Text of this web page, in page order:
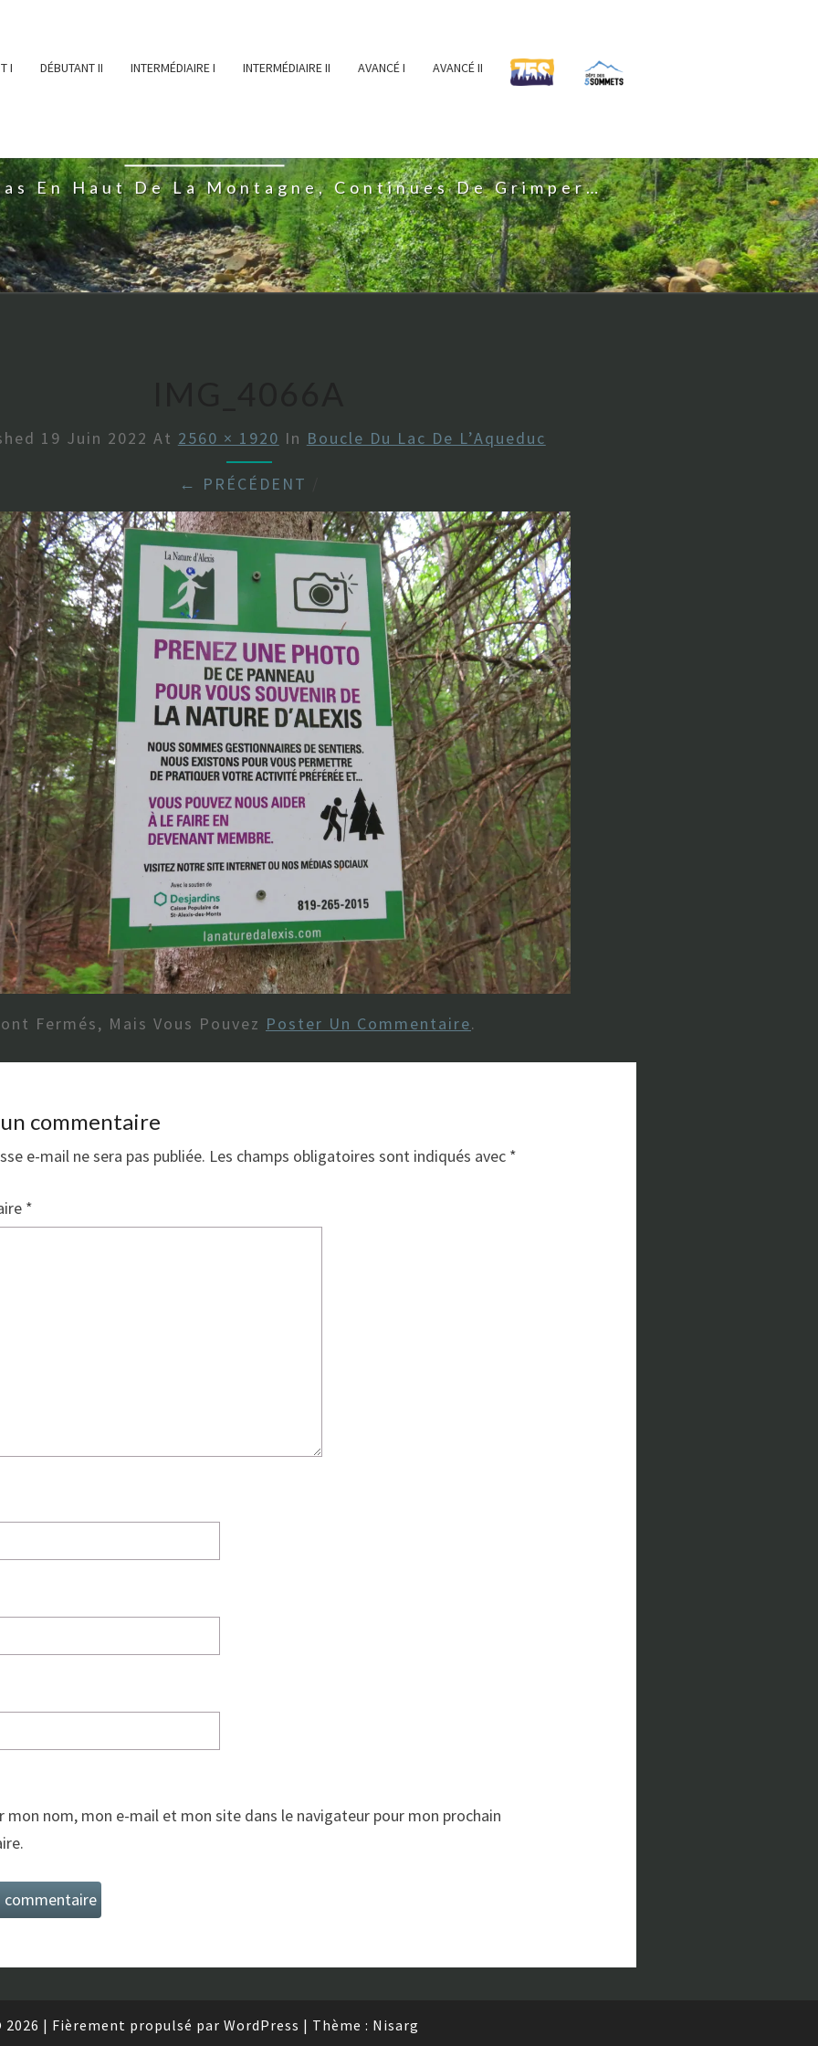
I DÉBUTANT II INTERMÉDIAIRE I INTERMÉDIAIRE II AVANCÉ I AVANCÉ II
En Haut De La Montagne, Continues De Grimper…
19 Juin 2022 At 2560 × 1920 In Boucle Du Lac De L’Aqueduc
← PRÉCÉDENT
Fermés, Mais Vous Pouvez Poster Un Commentaire.
commentaire
e-mail ne sera pas publiée. Les champs obligatoires sont indiqués avec *
*
mon nom, mon e-mail et mon site dans le navigateur pour mon prochain
2026 | Fièrement propulsé par WordPress | Thème : Nisarg